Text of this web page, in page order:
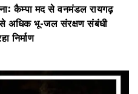
कैम्पा मद से वनमंडल रायगढ़
अधिक भू-जल संरक्षण संबंधी
निर्माण